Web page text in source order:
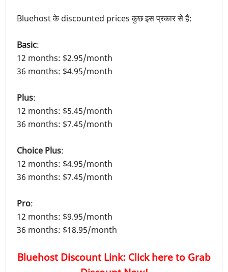
Bluehost के discounted prices कुछ इस प्रकार से हैं:
Basic:
12 months: $2.95/month
36 months: $4.95/month
Plus:
12 months: $5.45/month
36 months: $7.45/month
Choice Plus:
12 months: $4.95/month
36 months: $7.45/month
Pro:
12 months: $9.95/month
36 months: $18.95/month
Bluehost Discount Link: Click here to Grab